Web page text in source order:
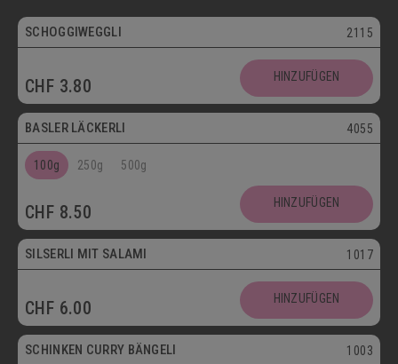
SÜSSE KÖSTLICHKEITEN
SÜSSGEBÄCK
KUCHEN/TORTEN/CAKES/WÄHEN LÄGGERLI
SCHOKOLADENSPEZIALITÄTEN
MAIKÄFER
SALZIGE KÖSTLICHKEITEN
SILSERLI
BELEGTE BRÖTCHEN
SCHOGGIWEGGLI 2115
CHF 3.80 HINZUFÜGEN
Vegetarisch
BASLER LÄCKERLI 4055
100g 250g 500g
CHF 8.50 HINZUFÜGEN
SILSERLI MIT SALAMI 1017
CHF 6.00 HINZUFÜGEN
SCHINKEN CURRY BÄNGELI 1003